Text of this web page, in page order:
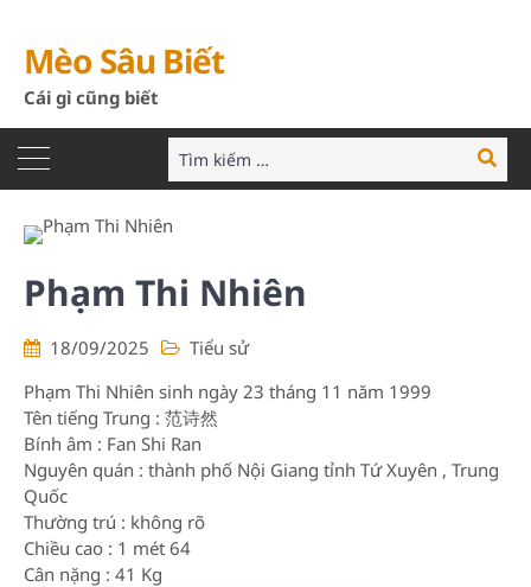
Mèo Sâu Biết
Cái gì cũng biết
Tìm
kiếm:
Tìm
kiếm
Phạm Thi Nhiên
18/09/2025
Tiểu sử
Phạm Thi Nhiên sinh ngày 23 tháng 11 năm 1999
Tên tiếng Trung : 范诗然
Bính âm : Fan Shi Ran
Nguyên quán : thành phố Nội Giang tỉnh Tứ Xuyên , Trung
Quốc
Thường trú : không rõ
Chiều cao : 1 mét 64
Cân nặng : 41 Kg